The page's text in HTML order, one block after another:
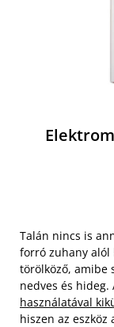
Talán nincs is
forró zuhany alól
törölköző, amibe
nedves és hideg.
használatával
hiszen az